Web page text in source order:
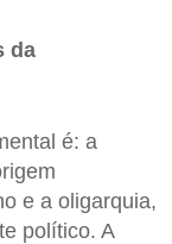
da
é: a
e a oligarquia,
político. A